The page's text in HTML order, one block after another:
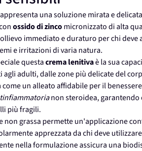
una soluzione mirata e
ossido di zincomicronizzato di alta
immediato e duraturo per chi
e irritazioni di varia natura.
questacrema lenitivaè la sua
agli adulti, dalle zone più delicate del
un alleato affidabile per il
non steroidea, garantendo
più fragili.
non grassa permette un'applicazione
apprezzata da chi deve
nella formulazione assicura una